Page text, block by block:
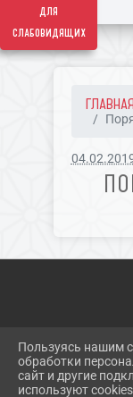
для
слабовидящих
ГЛАВНАЯ
2026 Г.
ВХОД
КАРТА САЙТА
Пользуясь нашим
обработки
сайт и другие
используют